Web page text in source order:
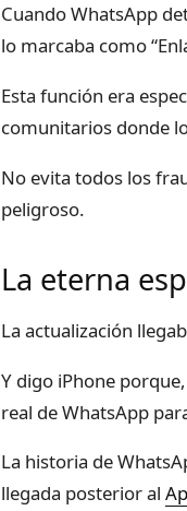
Cuando WhatsApp
lo marcaba como
Esta función era
comunitarios donde
No evita todos los
peligroso.
La eterna
La actualización
Y digo iPhone
real de WhatsApp
La historia de
llegada posterior al